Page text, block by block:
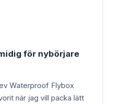
för nybörjare
Waterproof Flybox
när jag vill packa lätt